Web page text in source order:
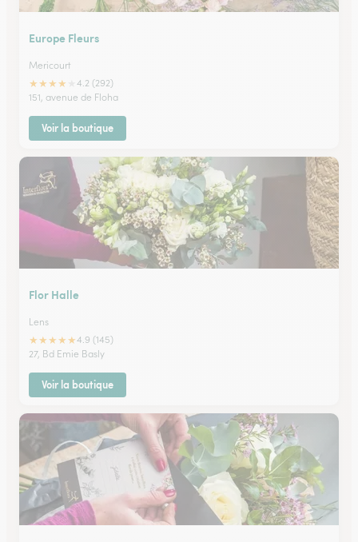
Europe Fleurs
Mericourt
★★★★
4.2 (292)
151, avenue de Floha
Voir la boutique
Flor Halle
Lens
★★★★★4.9 (145)
27, Bd Emie Basly
Voir la boutique